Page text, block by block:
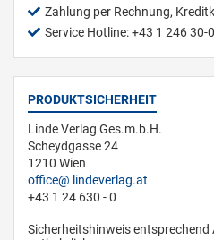
Zahlung per Rechnung,
Service Hotline: +43 1 246 30-0
PRODUKTSICHERHEIT
Linde Verlag Ges.m.b.H.
Scheydgasse 24
1210 Wien
office
lindeverlag.at
+43 1 24 630 - 0
Sicherheitshinweis entsprechend